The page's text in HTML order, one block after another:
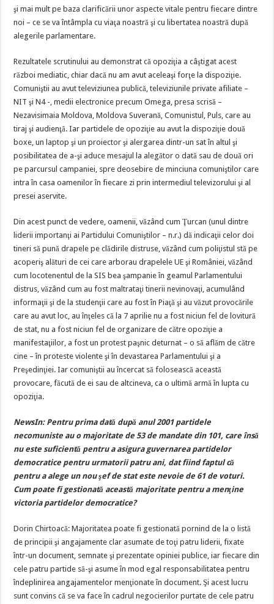
şi mai mult pe baza clarificării unor aspecte vitale pentru fiecare dintre
noi – ce se va întâmpla cu viaţa noastră şi cu libertatea noastră după
alegerile parlamentare.
Rezultatele scrutinului au demonstrat că opoziţia a câştigat acest
război mediatic, chiar dacă nu am avut aceleaşi forţe la dispoziţie.
Comuniştii au avut televiziunea publică, televiziunile private afiliate –
NIT şi N4 -, medii electronice precum Omega, presa scrisă –
Nezavisimaia Moldova, Moldova Suverană, Comunistul, Puls, care au
tiraj şi audienţă. Iar partidele de opoziţie au avut la dispoziţie două
boxe, un laptop şi un proiector şi alergarea dintr-un sat în altul şi
posibilitatea de a-şi aduce mesajul la alegător o dată sau de două ori
pe parcursul campaniei, spre deosebire de minciuna comuniştilor care
intra în casa oamenilor în fiecare zi prin intermediul televizorului şi al
presei aservite.
Din acest punct de vedere, oamenii, văzând cum Ţurcan (unul dintre
liderii importanţi ai Partidului Comuniştilor – n.r.) dă indicaţii celor doi
tineri să pună drapele pe clădirile distruse, văzând cum poliţistul stă pe
acoperiş alături de cei care arborau drapelele UE şi României, văzând
cum locotenentul de la SIS bea şampanie în geamul Parlamentului
distrus, văzând cum au fost maltrataţi tinerii nevinovaţi, acumulând
informaţii şi de la studenţii care au fost în Piaţă şi au văzut provocările
care au avut loc, au înţeles că la 7 aprilie nu a fost niciun fel de lovitură
de stat, nu a fost niciun fel de organizare de către opoziţie a
manifestaţiilor, a fost un protest paşnic deturnat – o să aflăm de către
cine – în proteste violente şi în devastarea Parlamentului şi a
Preşedinţiei. Iar comuniştii au încercat să folosească această
provocare, făcută de ei sau de altcineva, ca o ultimă armă în lupta cu
opoziţia.
NewsIn: Pentru prima dată după anul 2001 partidele
necomuniste au o majoritate de 53 de mandate din 101, care însă
nu este suficientă pentru a asigura guvernarea partidelor
democratice pentru urmatorii patru ani, dat fiind faptul că
pentru a alege un nou şef de stat este nevoie de 61 de voturi.
Cum poate fi gestionată această majoritate pentru a menţine
victoria partidelor democratice?
Dorin Chirtoacă: Majoritatea poate fi gestionată pornind de la o listă
de principii şi angajamente clar asumate de toţi patru liderii, fixate
într-un document, semnate şi prezentate opiniei publice, iar fiecare din
cele patru partide să-şi asume în mod egal responsabilitatea pentru
îndeplinirea angajamentelor menţionate în document. Şi acest lucru
sunt convins că se va face în cadrul negocierilor purtate de cele patru